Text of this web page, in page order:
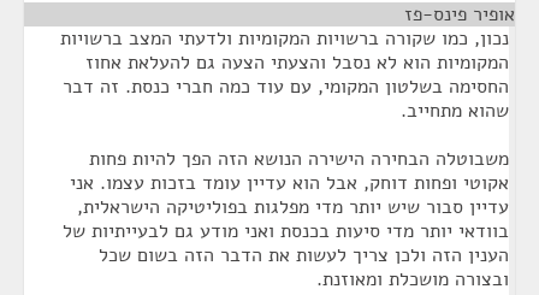
אופיר פינס-פז
נכון, כמו שקורה ברשויות המקומיות ולדעתי המצב ברשויות
המקומיות הוא לא נסבל והצעתי הצעה גם להעלאת אחוז
החסימה בשלטון המקומי, עם עוד כמה חברי כנסת. זה דבר
שהוא מתחייב.
משבוטלה הבחירה הישירה הנושא הזה הפך להיות פחות
אקוטי ופחות דוחק, אבל הוא עדיין עומד בזכות עצמו. אני
עדיין סבור שיש יותר מדי מפלגות בפוליטיקה הישראלית,
בוודאי יותר מדי סיעות בכנסת ואני מודע גם לבעייתיות של
הענין הזה ולכן צריך לעשות את הדבר הזה בשום שכל
ובצורה מושכלת ומאוזנת.